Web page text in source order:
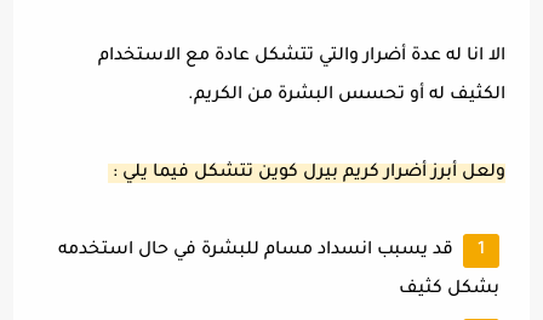
الا انا له عدة أضرار والتي تتشكل عادة مع الاستخدام
الكثيف له أو تحسس البشرة من الكريم.
ولعل أبرز أضرار كريم بيرل كوين تتشكل فيما يلي :
قد يسبب انسداد مسام للبشرة في حال استخدمه
بشكل كثيف